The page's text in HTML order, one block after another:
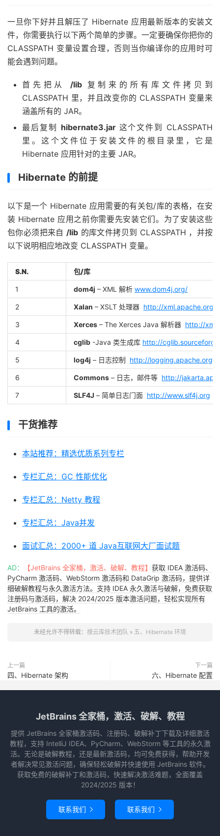
一旦你下好并且解压了 Hibernate 应用最新版本的安装文
件，你需要执行以下两个简单的步骤。一定要确保你把你的
CLASSPATH 变量设置合理，否则当你编译你的应用时可
能会遇到问题。
首先把从 /lib复制来的所有库文件拷贝到
CLASSPATH 里，并且改变你的 CLASSPATH 变量来
涵盖所有的 JAR。
最后复制 hibernate3.jar这个文件到 CLASSPATH
里。这个文件位于安装文件的根目录里，它是
Hibernate 应用针对的主要 JAR。
Hibernate 的前提
以下是一个 Hibernate 应用需要的有关包/库的表格，在安
装 Hibernate 应用之前你需要先安装它们。为了安装这些
包你必须把来自/lib 的库文件拷贝到 CLASSPATH ，并按
以下说明相应地改变 CLASSPATH 变量。
S.N. 包/库
1 dom4j – XML 解析 www.dom4j.org/
2 Xalan – XSLT 处理器 http://xml.apache.org/
3 Xerces – The Xerces Java 解析器 http://
4 cglib -Java 类生成库 http://
5 log4j – 日志控制 http://logging.apache.org/
6 Commons – 日志，邮件等 http://
7 SLF4J – 简单日志门面 http://www.slf4j.org
干货推荐
本站推荐：精选优质系列专栏
专栏汇总：GC 性能优化
专栏汇总：Netty 教程
专栏汇总：Java并发
面试汇总：2000+ 道 Java互联网大厂面试题
AD： 【JetBrains 全家桶，激活、破解、教程】 获取 IDEA 激活码、
PyCharm 激活码、WebStorm 激活码和 DataGrip 激活码，提供详
细破解教程与永久激活方法。支持 IDEA 永久激活与破解，免费获取
注册码与激活码，解决 2024/2025 版本激活问题，轻松实现所有
JetBrains 工具的激活。
未经允许不得转载： 搜云库技术团队 » 五、Hibernate 环境
上一篇
四、Hibernate 架构
下一篇
六、Hibernate 配置
JetBrains 全家桶，激活、破解、教程
提供 JetBrains 全家桶激活码、注册码、破解补丁下载及详细激活
教程，支持 IntelliJ IDEA、PyCharm、WebStorm 等工具的永久激
活。无论是破解教程，还是最新激活码，均可免费获得，帮助开发
者解决常见激活问题，确保轻松破解并快速使用 JetBrains 软件。
获取免费的破解补丁和激活码，快速解决激活难题，全面覆盖
2024/2025 版本！
联系我们  联系我们 